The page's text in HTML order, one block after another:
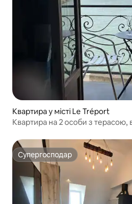
Квартира у місті Le Tréport
Квартира на 2 особи з терасою,
Супергосподар
Супергосподар